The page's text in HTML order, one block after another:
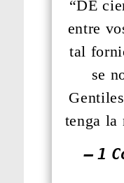
“DE
entre
tal
se
tenga la
— 1